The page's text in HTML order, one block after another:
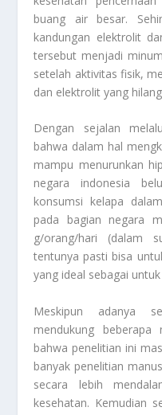
buang air besar.
kandungan elektrolit
tersebut menjadi
setelah aktivitas fisik,
dan elektrolit yang
Dengan sejalan
bahwa dalam hal
mampu menurunkan
negara indonesia
konsumsi kelapa
pada bagian negara
g/orang/hari (dalam
tentunya pasti bisa
yang ideal sebagai
Meskipun adanya
mendukung
bahwa penelitian ini
banyak penelitian
secara lebih
kesehatan. Kemudian